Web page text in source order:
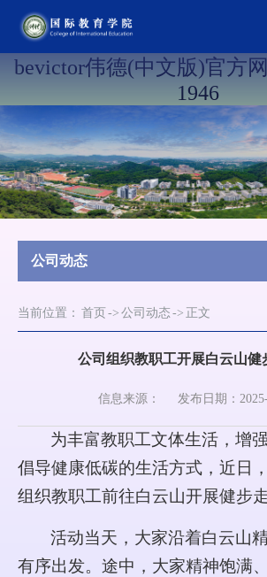
bevictor伟德(中文版)官方
1946
公司动态
当前位置： 首页 -> 公司动态-> 正文
公司组织教职工开展白云山健
信息来源： 发布日期：
为丰富教职工文体生活，增
倡导健康低碳的生活方式，近日，
组织教职工前往白云山开展健步走
活动当天， 大家沿着白云山
有序出发。途中，大家精神饱满